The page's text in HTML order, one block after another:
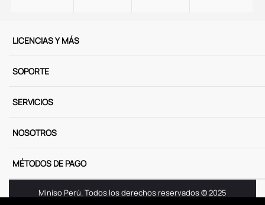
LICENCIAS Y MÁS
SOPORTE
SERVICIOS
NOSOTROS
MÉTODOS DE PAGO
Miniso Perú. Todos los derechos reservados © 2025